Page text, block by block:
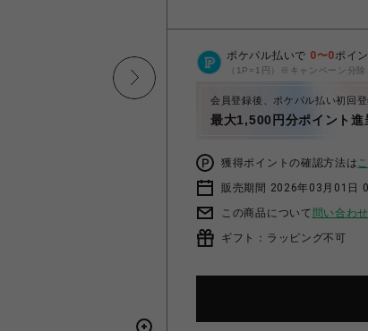
ポケパル払いで 0〜0ポイ
（1P=1円）※キャンペーン分除
会員登録後、ポケパル払い初回
最大1,500円分ポイント進
獲得ポイントの確認方法は
販売期間 2026年03月01日
この商品について 問い合わ
ギフト：ラッピング不可